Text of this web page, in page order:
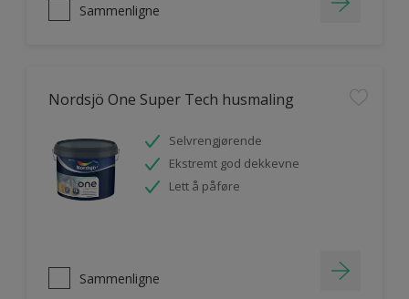
Sammenligne
Nordsjö One Super Tech husmaling
Selvrengjørende
Ekstremt god dekkevne
Lett å påføre
Sammenligne